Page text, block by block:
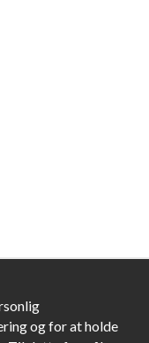
og for at holde